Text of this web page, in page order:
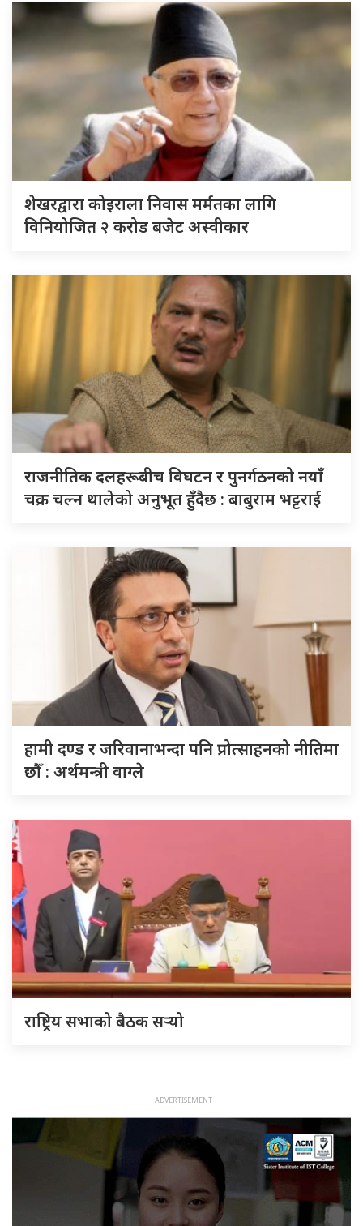
शेखरद्वारा कोइराला निवास मर्मतका लागि
विनियोजित २ करोड बजेट अस्वीकार
राजनीतिक दलहरूबीच विघटन र पुनर्गठनको नयाँ
चक्र चल्न थालेको अनुभूत हुँदैछ : बाबुराम भट्टराई
हामी दण्ड र जरिवानाभन्दा पनि प्रोत्साहनको नीतिमा
छौँ : अर्थमन्त्री वाग्ले
राष्ट्रिय सभाको बैठक सर्‍यो